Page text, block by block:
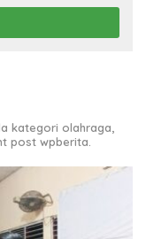
kategori olahraga,
post wpberita.